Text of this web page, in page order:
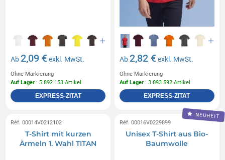
Ab2,09 €exkl. MwSt.
Ohne Markierung
Auf Lager : 5 892 153 Artikel
EXPRESS-ZITAT
Ab2,82 €exkl. MwSt.
Ohne Markierung
Auf Lager : 3 893 592 Artikel
EXPRESS-ZITAT
Réf. 00014V0212102
T-Shirt mit kurzen
Ärmeln 1. Wahl TITAN
NEUHEIT
Réf. 00016V0229899
Unisex T-Shirt aus Bio-
Baumwolle